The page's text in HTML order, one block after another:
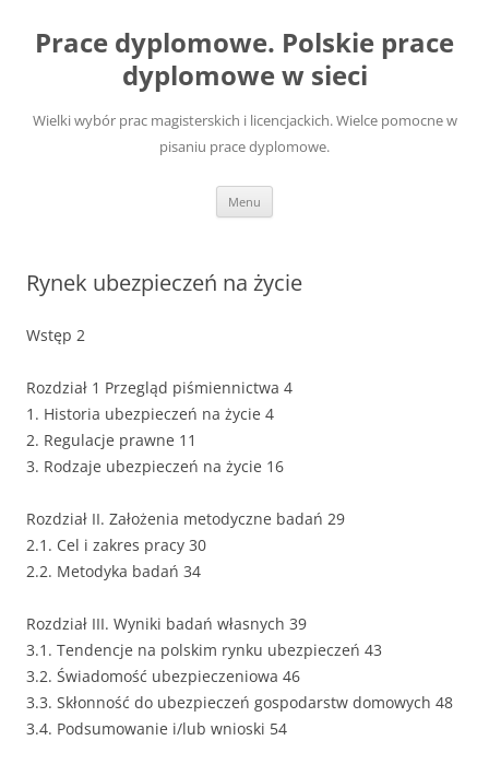
treści
Prace dyplomowe. Polskie prace
dyplomowe w sieci
Wielki wybór prac magisterskich i licencjackich. Wielce pomocne w
pisaniu prace dyplomowe.
Menu
Rynek ubezpieczeń na życie
Wstęp 2
Rozdział 1 Przegląd piśmiennictwa 4
1. Historia ubezpieczeń na życie 4
2. Regulacje prawne 11
3. Rodzaje ubezpieczeń na życie 16
Rozdział II. Założenia metodyczne badań 29
2.1. Cel i zakres pracy 30
2.2. Metodyka badań 34
Rozdział III. Wyniki badań własnych 39
3.1. Tendencje na polskim rynku ubezpieczeń 43
3.2. Świadomość ubezpieczeniowa 46
3.3. Skłonność do ubezpieczeń gospodarstw domowych 48
3.4. Podsumowanie i/lub wnioski 54